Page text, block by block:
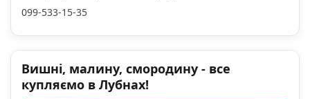
099-533-15-35
Вишні, малину, смородину - все
купляємо в Лубнах!